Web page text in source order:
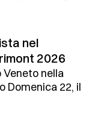
nel
2026
nella
Domenica 22, il